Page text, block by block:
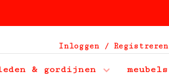
& gordijnen
meubels
Inloggen / Registreren